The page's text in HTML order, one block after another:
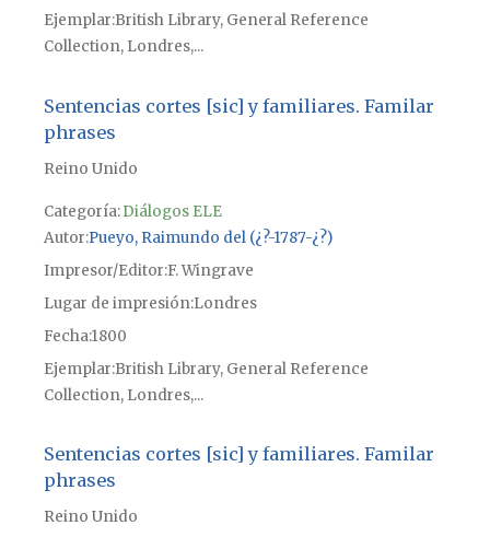
Ejemplar British Library, General Reference
Collection, Londres,...
Sentencias cortes [sic] y familiares. Familar
phrases
Reino Unido
Categoría:Diálogos ELE
Autor Pueyo, Raimundo del (¿?-1787-¿?)
Impresor/Editor F. Wingrave
Lugar de impresiónLondres
Fecha1800
Ejemplar British Library, General Reference
Collection, Londres,...
Sentencias cortes [sic] y familiares. Familar
phrases
Reino Unido